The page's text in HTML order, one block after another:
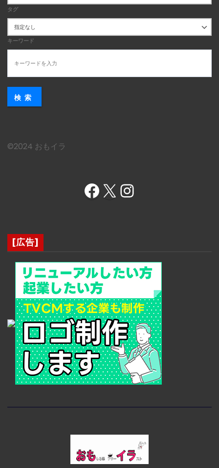
タグ
キーワード
検索
©︎2024 おもイラ
Facebook X Instagram
[広告]